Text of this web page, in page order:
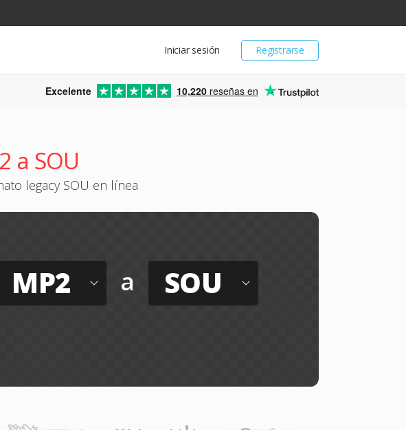
Registrarse
Iniciar sesión
Excelente 10,220 reseñas en
a SOU
legacy SOU en línea
MP2 a SOU